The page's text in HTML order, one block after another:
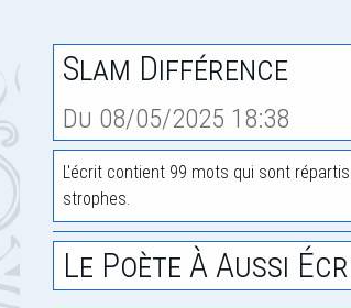
Slam Différence
Du 08/05/2025 18:38
L'écrit contient 99 mots qui sont
strophes.
Le Poète À Aussi